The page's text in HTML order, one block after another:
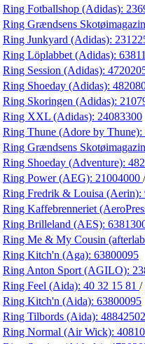
Ring Fotballshop (Adidas):
Ring Grændsens
Ring Junkyard (Adidas):
Ring Löplabbet (Adidas):
Ring Session (Adidas):
Ring Shoeday (Adidas):
Ring Skoringen (Adidas):
Ring XXL (Adidas): 24083300
Ring Thune (Adore by Thune):
Ring Grændsens
Ring Shoeday (Adventure):
Ring Power (AEG): 21004000
Ring Fredrik & Louisa (Aerin):
Ring Kaffebrenneriet
Ring Brilleland (AES):
Ring Me & My Cousin
Ring Kitch'n (Aga): 63800095
Ring Anton Sport (AGILO):
Ring Feel (Aida): 40 32 15 81 /
Ring Kitch'n (Aida): 63800095
Ring Tilbords (Aida): 48842502
Ring Normal (Air Wick):